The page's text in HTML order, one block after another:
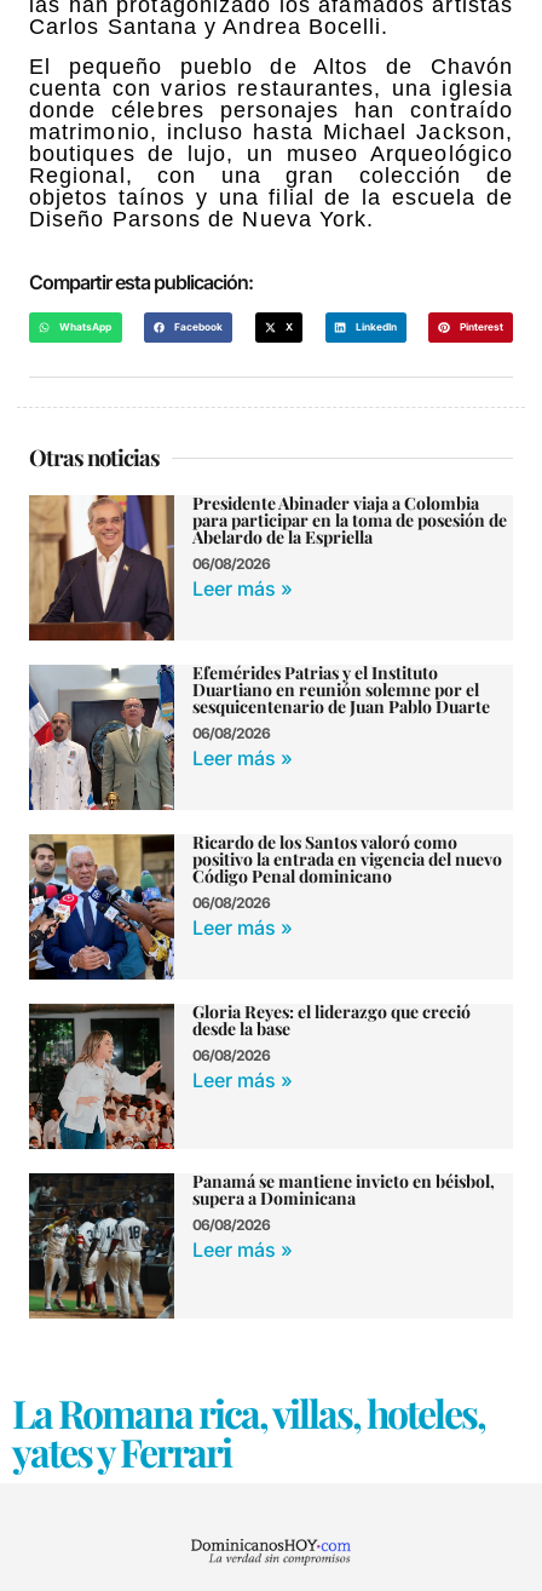
las han protagonizado los afamados artistas
Carlos Santana y Andrea Bocelli.
El pequeño pueblo de Altos de Chavón
cuenta con varios restaurantes, una iglesia
donde célebres personajes han contraído
matrimonio, incluso hasta Michael Jackson,
boutiques de lujo, un museo Arqueológico
Regional, con una gran colección de
objetos taínos y una filial de la escuela de
Diseño Parsons de Nueva York.
Compartir esta publicación:
WhatsApp Facebook X LinkedIn Pinterest
Otras noticias
Presidente Abinader viaja a Colombia
para participar en la toma de posesión de
Abelardo de la Espriella
06/08/2026
Leer más »
Efemérides Patrias y el Instituto
Duartiano en reunión solemne por el
sesquicentenario de Juan Pablo Duarte
06/08/2026
Leer más »
Ricardo de los Santos valoró como
positivo la entrada en vigencia del nuevo
Código Penal dominicano
06/08/2026
Leer más »
Gloria Reyes: el liderazgo que creció
desde la base
06/08/2026
Leer más »
Panamá se mantiene invicto en béisbol,
supera a Dominicana
06/08/2026
Leer más »
La Romana rica, villas, hoteles,
yates y Ferrari